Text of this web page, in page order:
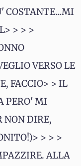
COSTANTE...MI
> > >
VERSO LE
FACCIO> > IL
PERO' MI
NON DIRE,
> > >
ALLA